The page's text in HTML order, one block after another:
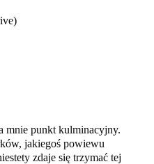
mnie punkt kulminacyjny.
jakiegoś powiewu
zdaje się trzymać tej